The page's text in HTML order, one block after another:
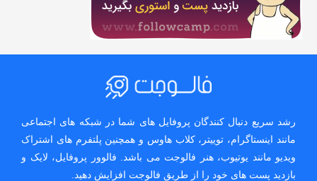
رشد سریع دنبال کنندگان پروفایل های شما در شبکه های اجتماعی
مانند اینستاگرام، توییتر، کلاب هاوس و همچنین پلتفرم های اشتراک
ویدیو مانند یوتیوب، هنر فالوجت می باشد. فالوور پروفایل، لایک و
بازدید پست های خود را از طریق فالوجت افزایش دهید.